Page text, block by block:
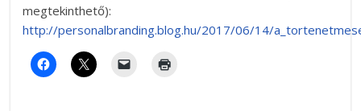
megtekinthető):
http://personalbranding.blog.hu/2017/06/14/